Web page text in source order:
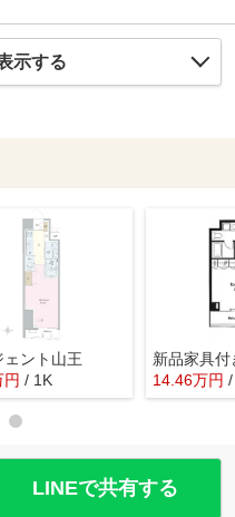
示する
ェント山王
円 / 1K 14.46万円
LINEで共有する